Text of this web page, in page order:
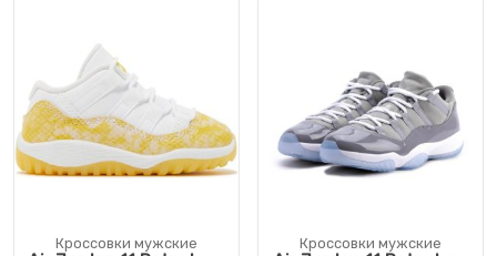
Кроссовки мужские Кроссовки мужские